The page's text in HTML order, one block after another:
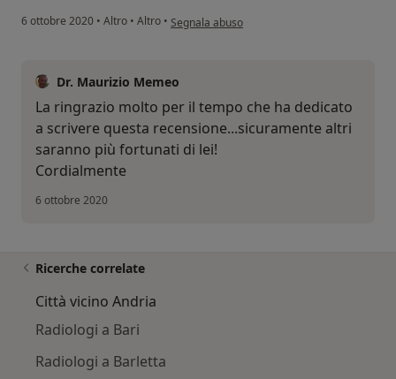
6 ottobre 2020 • Altro • Altro • secondo l'opinione dell'utente Lella
Segnala abuso
Dr. Maurizio Memeo
La ringrazio molto per il tempo che ha dedicato
a scrivere questa recensione...sicuramente altri
saranno più fortunati di lei!
Cordialmente
6 ottobre 2020
Ricerche correlate
Città vicino Andria
Radiologi a Bari
Radiologi a Barletta